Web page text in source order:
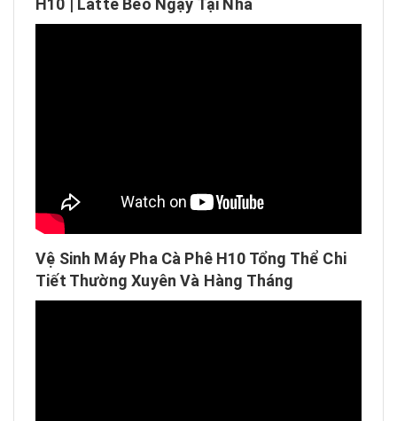
H10 | Latte Béo Ngậy Tại Nhà
Vệ Sinh Máy Pha Cà Phê H10 Tổng Thể Chi
Tiết Thường Xuyên Và Hàng Tháng